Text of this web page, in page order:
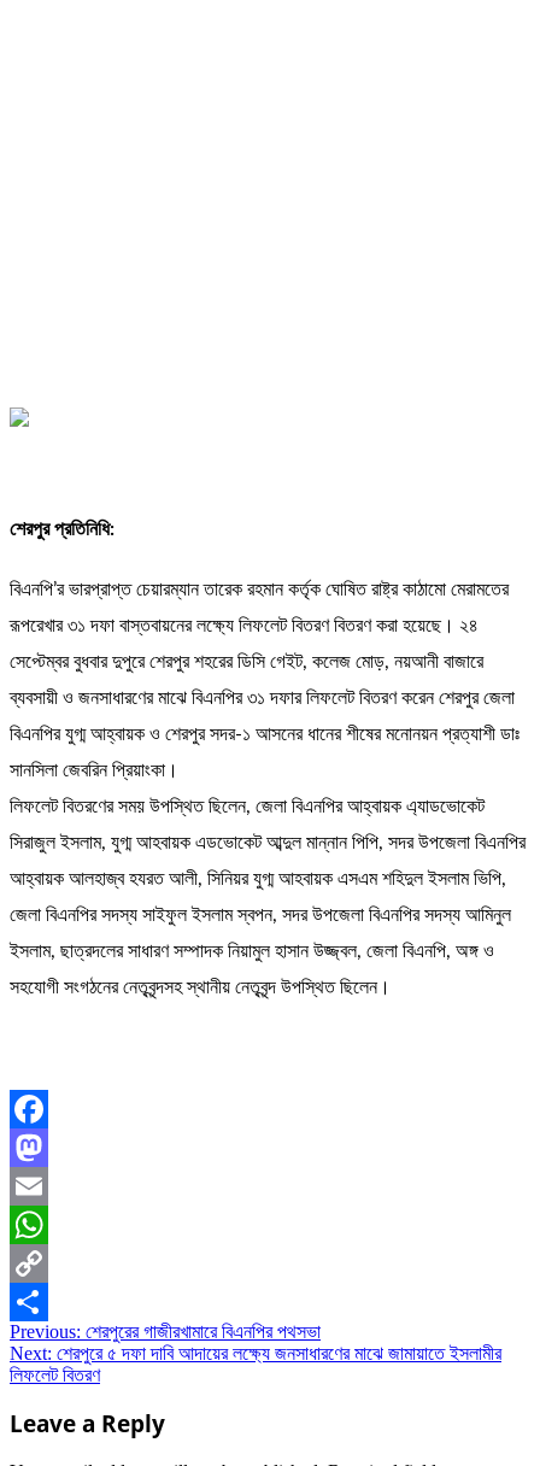
শেরপুর প্রতিনিধি:
বিএনপি’র ভারপ্রাপ্ত চেয়ারম্যান তারেক রহমান কর্তৃক ঘোষিত রাষ্ট্র কাঠামো মেরামতের
রূপরেখার ৩১ দফা বাস্তবায়নের লক্ষ্যে লিফলেট বিতরণ বিতরণ করা হয়েছে। ২৪
সেপ্টেম্বর বুধবার দুপুরে শেরপুর শহরের ডিসি গেইট, কলেজ মোড়, নয়আনী বাজারে
ব্যবসায়ী ও জনসাধারণের মাঝে বিএনপির ৩১ দফার লিফলেট বিতরণ করেন শেরপুর জেলা
বিএনপির যুগ্ম আহ্বায়ক ও শেরপুর সদর-১ আসনের ধানের শীষের মনোনয়ন প্রত্যাশী ডাঃ
সানসিলা জেবরিন প্রিয়াংকা।
লিফলেট বিতরণের সময় উপস্থিত ছিলেন, জেলা বিএনপির আহ্বায়ক এ্যাডভোকেট
সিরাজুল ইসলাম, যুগ্ম আহবায়ক এডভোকেট আব্দুল মান্নান পিপি, সদর উপজেলা বিএনপির
আহ্বায়ক আলহাজ্ব হযরত আলী, সিনিয়র যুগ্ম আহবায়ক এসএম শহিদুল ইসলাম ভিপি,
জেলা বিএনপির সদস্য সাইফুল ইসলাম স্বপন, সদর উপজেলা বিএনপির সদস্য আমিনুল
ইসলাম, ছাত্রদলের সাধারণ সম্পাদক নিয়ামুল হাসান উজ্জ্বল, জেলা বিএনপি, অঙ্গ ও
সহযোগী সংগঠনের নেতৃবৃন্দসহ স্থানীয় নেতৃবৃন্দ উপস্থিত ছিলেন।
Facebook
Mastodon
Email
WhatsApp
Copy
Link
Share
Post
navigation
Previous: শেরপুরের গাজীরখামারে বিএনপির পথসভা
Next: শেরপুরে ৫ দফা দাবি আদায়ের লক্ষ্যে জনসাধারণের মাঝে জামায়াতে ইসলামীর
লিফলেট বিতরণ
Leave a Reply